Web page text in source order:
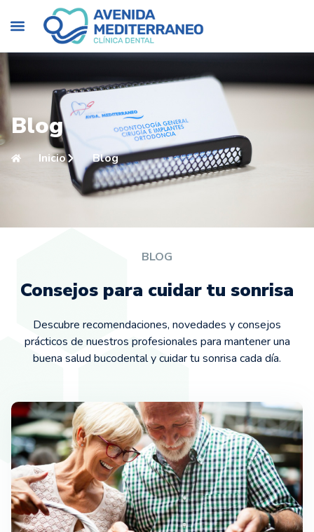
Blog
Inicio Blog
BLOG
Consejos para cuidar tu sonrisa
Descubre recomendaciones, novedades y consejos
prácticos de nuestros profesionales para mantener una
buena salud bucodental y cuidar tu sonrisa cada día.